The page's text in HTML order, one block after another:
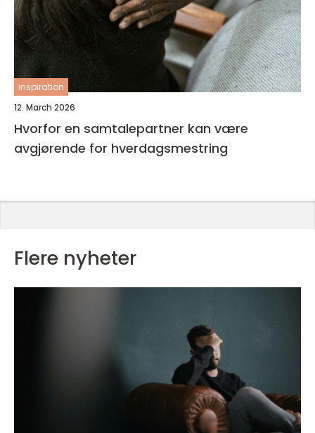
inspiration
12. March 2026
Hvorfor en samtalepartner kan være
avgjørende for hverdagsmestring
Flere nyheter